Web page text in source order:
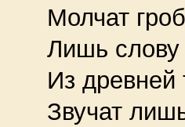
Молчат
Лишь слову
Из древней
Звучат